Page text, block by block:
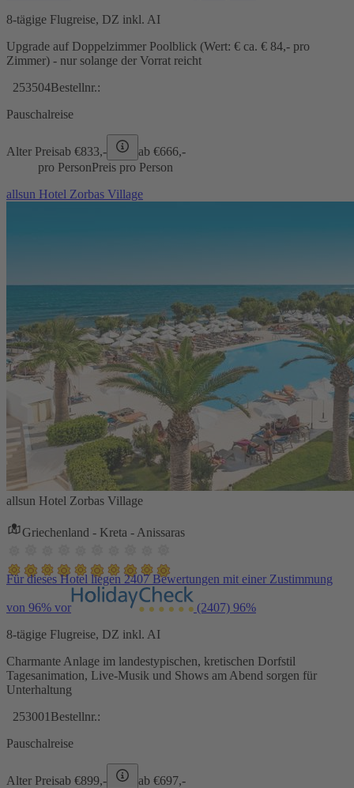
8-tägige Flugreise, DZ inkl. AI
Upgrade auf Doppelzimmer Poolblick (Wert: € ca. € 84,- pro
Zimmer) - nur solange der Vorrat reicht
253504Bestellnr.:
Pauschalreise
Alter Preisab €833,- ab €666,-
pro PersonPreis pro Person
allsun Hotel Zorbas Village
allsun Hotel Zorbas Village
Griechenland - Kreta - Anissaras
Für dieses Hotel liegen 2407 Bewertungen mit einer Zustimmung
von 96% vor (2407) 96%
8-tägige Flugreise, DZ inkl. AI
Charmante Anlage im landestypischen, kretischen Dorfstil
Tagesanimation, Live-Musik und Shows am Abend sorgen für
Unterhaltung
253001 Bestellnr.:
Pauschalreise
Alter Preisab €899,- ab €697,-